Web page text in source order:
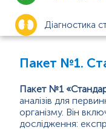
Діагностика
Анемія
Цукровий
Діагностика
Пакет №1.
Пакет №1
аналізів для
організму. Він
дослідження: